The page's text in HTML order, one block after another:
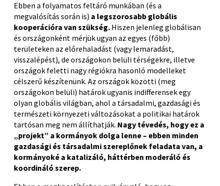
Ebben a folyamatos feltáró munkában (és a
megvalósítás során is) a legszorosabb globális
kooperációra van szükség. Hiszen jelenleg globálisan
és országonként mérjük ugyan az egyes (főbb)
területeken az előrehaladást (vagy lemaradást,
visszalépést), de országokon belüli térségekre, illetve
országok feletti nagy régiókra hasonló modelleket
célszerű készítenünk. Az országok közötti (meg
országokon belüli) határok ugyanis indifferensek egy
olyan globális világban, ahol a társadalmi, gazdasági és
természeti környezeti változásokat a politikai határok
tartósan meg nem állíthatják. Nagy tévedés, hogy ez a
„projekt” a kormányok dolga lenne – ebben minden
gazdasági és társadalmi szereplőnek feladata van, a
kormányoké a katalizáló, háttérben moderáló és
koordináló szerep.